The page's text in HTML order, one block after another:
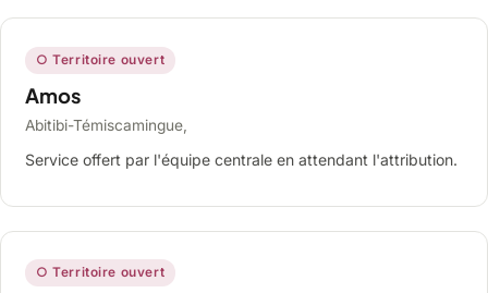
○ Territoire ouvert
Amos
Abitibi-Témiscamingue,
Service offert par l'équipe centrale en attendant l'attribution.
○ Territoire ouvert